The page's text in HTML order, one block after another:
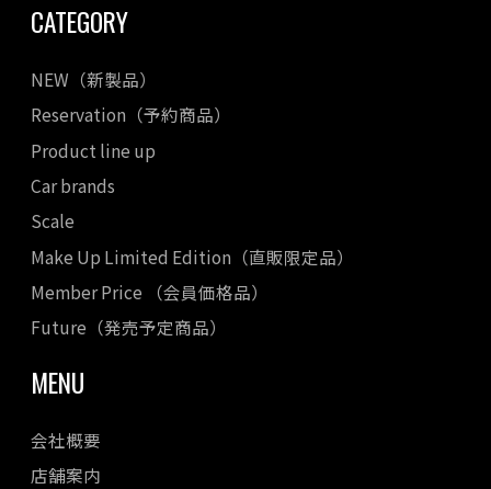
CATEGORY
NEW（新製品）
Reservation（予約商品）
Product line up
Car brands
Scale
Make Up Limited Edition（直販限定品）
Member Price （会員価格品）
Future（発売予定商品）
MENU
会社概要
店舗案内